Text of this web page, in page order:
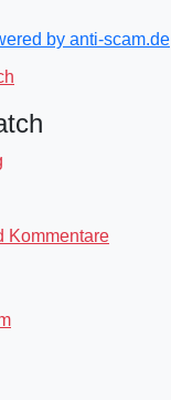
by anti-scam.de
Kommentare